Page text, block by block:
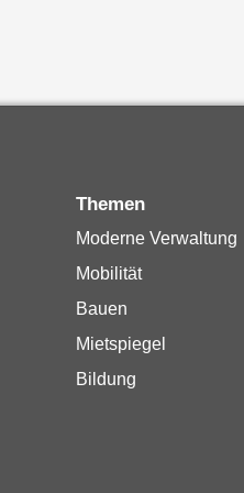
Themen
Moderne Verwaltung
Mobilität
Bauen
Mietspiegel
Bildung